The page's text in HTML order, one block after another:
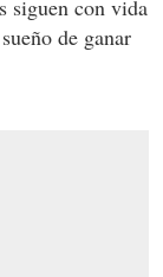
siguen con vida
de ganar